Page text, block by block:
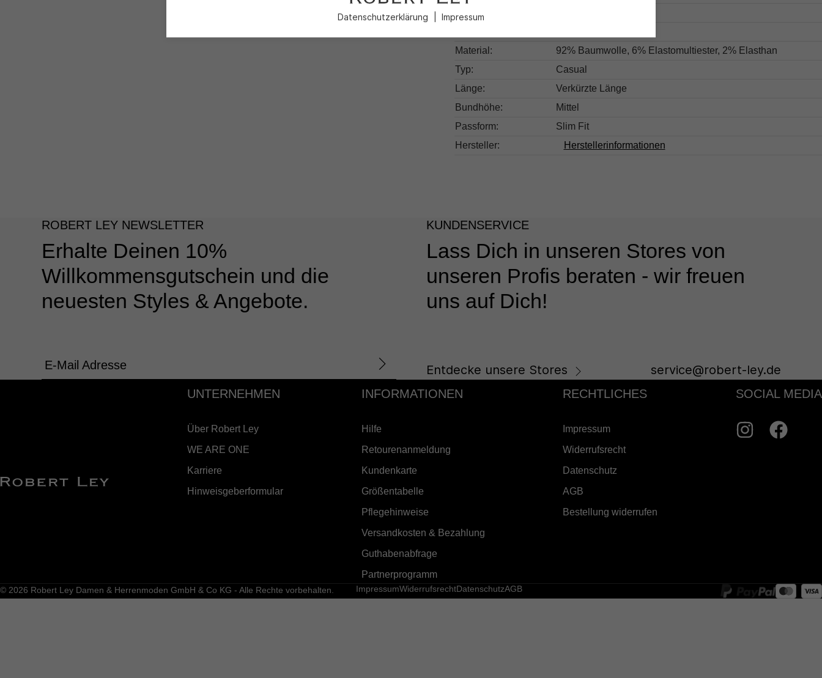
Material:
92% Baumwolle, 6% Elastomultiester, 2% Elasthan
Typ:
Casual
Länge:
Verkürzte Länge
Bundhöhe:
Mittel
Passform:
Slim Fit
Hersteller:
Herstellerinformationen
ROBERT LEY NEWSLETTER
Erhalte Deinen 10%
Willkommensgutschein und die
neuesten Styles & Angebote.
E-Mail Adresse
KUNDENSERVICE
Lass Dich in unseren Stores von
unseren Profis beraten - wir freuen
uns auf Dich!
Entdecke unsere Stores service@robert-ley.de
UNTERNEHMEN
Über Robert Ley
WE ARE ONE
Karriere
Hinweisgeberformular
INFORMATIONEN
Hilfe
Retourenanmeldung
Kundenkarte
Größentabelle
Pflegehinweise
Versandkosten & Bezahlung
Guthabenabfrage
Partnerprogramm
RECHTLICHES
Impressum
Widerrufsrecht
Datenschutz
AGB
Bestellung widerrufen
SOCIAL MEDIA
© 2026 Robert Ley Damen & Herrenmoden GmbH & Co KG - Alle Rechte vorbehalten. ImpressumWiderrufsrechtDatenschutzAGB
Datenschutzerklärung Impressum